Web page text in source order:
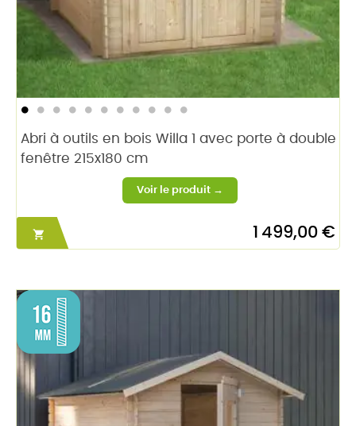
Abri à outils en bois Willa 1 avec porte à double
fenêtre 215x180 cm
 1 499,00 €